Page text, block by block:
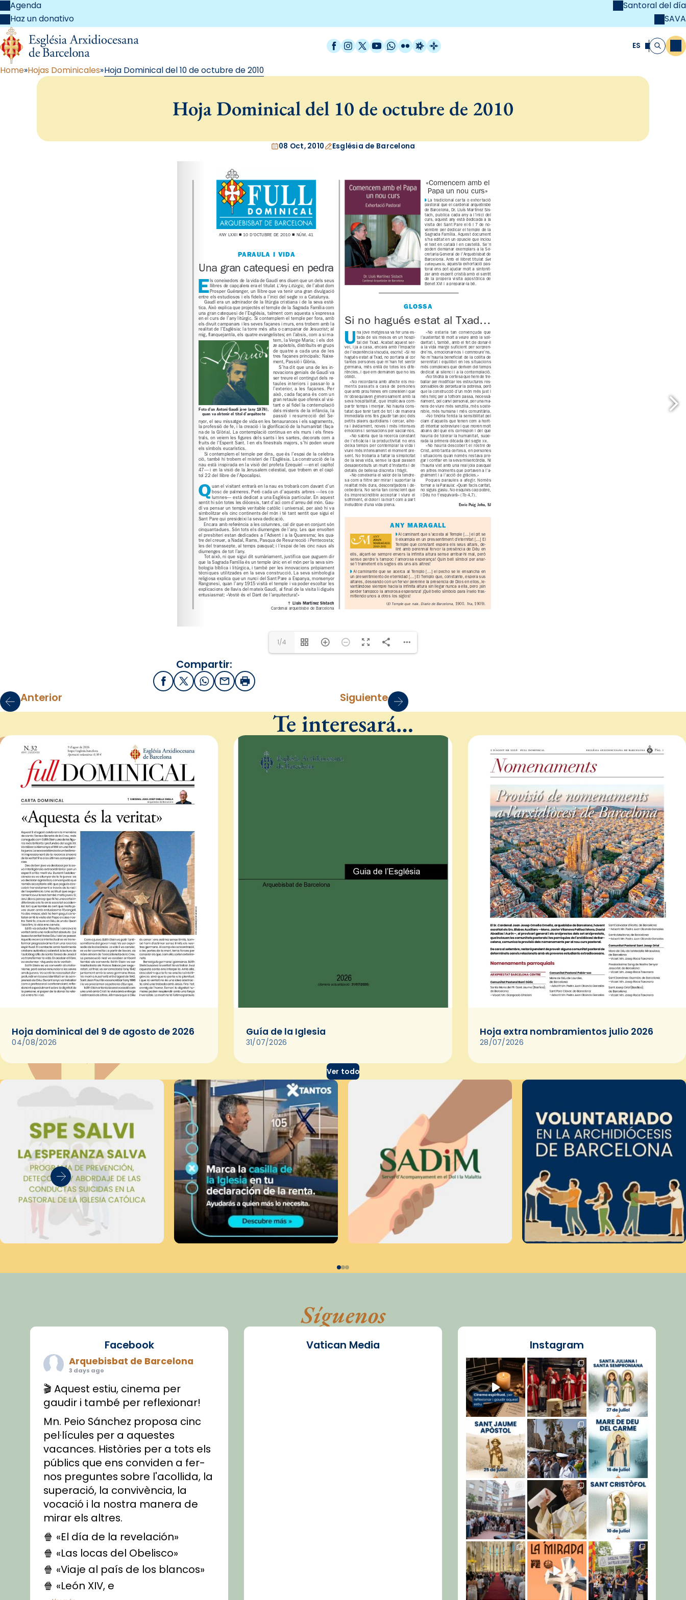
Agenda
Haz un donativo
Santoral del día
SAVA
Facebook
Instagram
X / Twitter
YouTube
WhatsApp
FlickrRadio Estel
Catalunya Cristiana ES Buscar
Home Hojas Dominicales Hoja Dominical del 10 de octubre de 2010
Hoja Dominical del 10 de octubre de 2010
08 Oct, 2010 Església de Barcelona
vsp.voluntaris@arqbcn.cat
1/4
Compartir:
FacebookX / Twitter
WhatsApp
EmailImprimir
Anterior Siguiente
Te interesará…
Hoja dominical del 9 de agosto de 2026
04/08/2026
Guía de la Iglesia
31/07/2026
Hoja extra nombramientos julio 2026
28/07/2026
Ver todo
Síguenos
Facebook
Arquebisbat de Barcelona
3 days ago
🎬 Aquest estiu, cinema per
gaudir i també per reflexionar!
Mn. Peio Sánchez proposa cinc
pel·lícules per a aquestes
vacances. Històries per a tots els
públics que ens conviden a fer-
nos preguntes sobre l'acollida, la
superació, la convivència, la
vocació i la nostra manera de
mirar els altres.
🍿 «El día de la revelación»
🍿 «Las locas del Obelisco»
🍿 «Viaje al país de los blancos»
🍿 «León XIV, e
Vatican Media Instagram